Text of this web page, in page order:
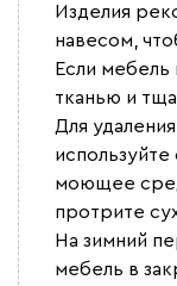
Изделия
навесом,
Если мебель
тканью и
Для
моющее
протрите
На зимний
мебель в